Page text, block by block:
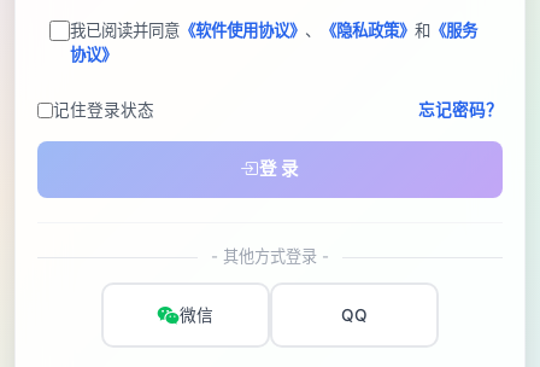
我已阅读并同意 《软件使用协议》 、 《隐私政策》 和 《服务
协议》
记住登录状态 忘记密码？
登 录
- 其他方式登录 -
微信 QQ